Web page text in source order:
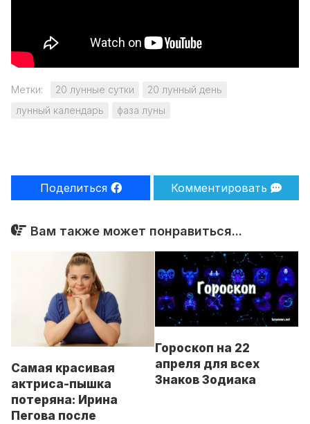
Метки: 20 лунные сутки
20 лунный день
лунный календарь
фаза луны
Поделиться Комментировать
Вам также может понравиться...
Самая красивая
актриса-пышка
потеряна: Ирина
Пегова после
Гороскоп на 22
апреля для всех
Знаков Зодиака